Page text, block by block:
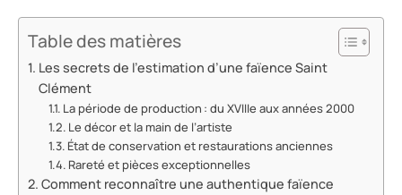
Table des matières
Les secrets de l’estimation d’une faïence Saint
Clément
La période de production : du XVIIIe aux années 2000
Le décor et la main de l’artiste
État de conservation et restaurations anciennes
Rareté et pièces exceptionnelles
Comment reconnaître une authentique faïence